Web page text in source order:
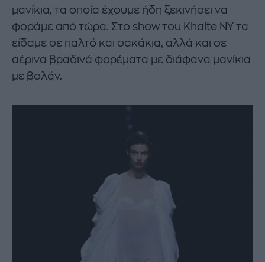
μανίκια, τα οποία έχουμε ήδη ξεκινήσει να
φοράμε από τώρα. Στο show του Khaite NY τα
είδαμε σε παλτό και σακάκια, αλλά και σε
αέρινα βραδινά φορέματα με διάφανα μανίκια
με βολάν.